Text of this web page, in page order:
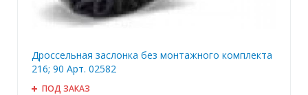
Дроссельная заслонка без монтажного комплекта
216; 90 Арт. 02582
ПОД ЗАКАЗ